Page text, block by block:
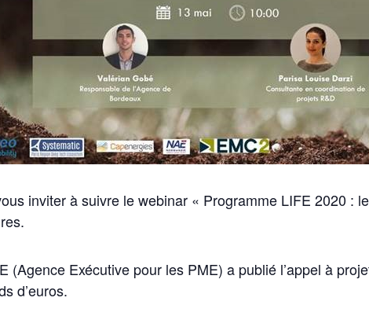
inviter à suivre le webinar « Programme LIFE 2020 :
(Agence Exécutive pour les PME) a publié l’appel à
d’euros.